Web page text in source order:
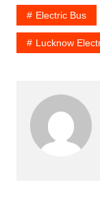
Electric Bus
Lucknow